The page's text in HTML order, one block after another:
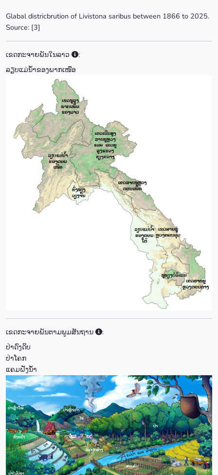
Glabal districbrution of Livistona saribus between 1866 to 2025.
Source: [3]
ເຂດກະຈາຍພັນໃນລາວ
:
ລຽບແມ່ນ້ຳຂອງພາກເໜືອ
ເຂດກະຈາຍພັນຕາມພູມສັນຖານ
:
ປ່າດົງດິບ
ປ່າໂຄກ
ແຄມຝັ່ງນໍ້າ